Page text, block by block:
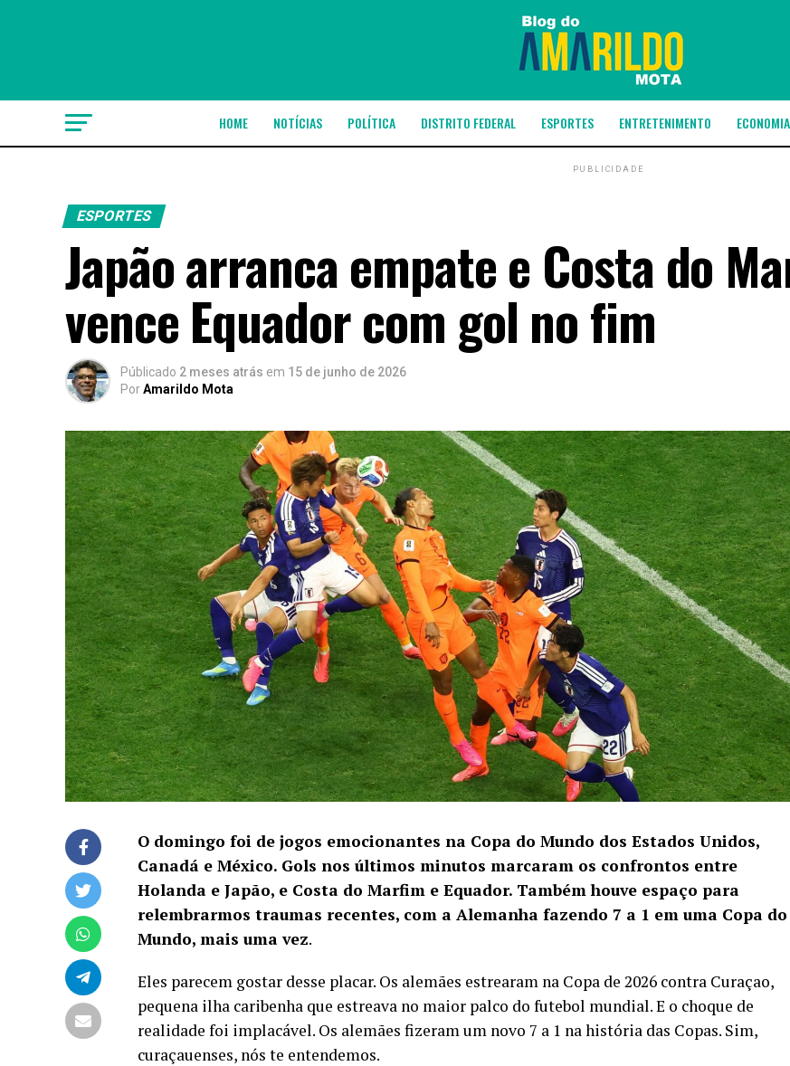
HOME NOTÍCIAS POLÍTICA DISTRITO FEDERAL ESPORTES ENTRETENIMENTO ECONOMIA
PUBLICIDADE
ESPORTES
Japão arranca empate e Costa do
vence Equador com gol no fim
Públicado 2 meses atrás em 15 de junho de 2026
PorAmarildo Mota
O domingo foi de jogos emocionantes na Copa do Mundo dos Estados Unidos,
Canadá e México. Gols nos últimos minutos marcaram os confrontos entre
Holanda e Japão, e Costa do Marfim e Equador. Também houve espaço para
relembrarmos traumas recentes, com a Alemanha fazendo 7 a 1 em uma Copa do
Mundo, mais uma vez.
Eles parecem gostar desse placar. Os alemães estrearam na Copa de 2026 contra Curaçao,
pequena ilha caribenha que estreava no maior palco do futebol mundial. E o choque de
realidade foi implacável. Os alemães fizeram um novo 7 a 1 na história das Copas. Sim,
curaçauenses, nós te entendemos.